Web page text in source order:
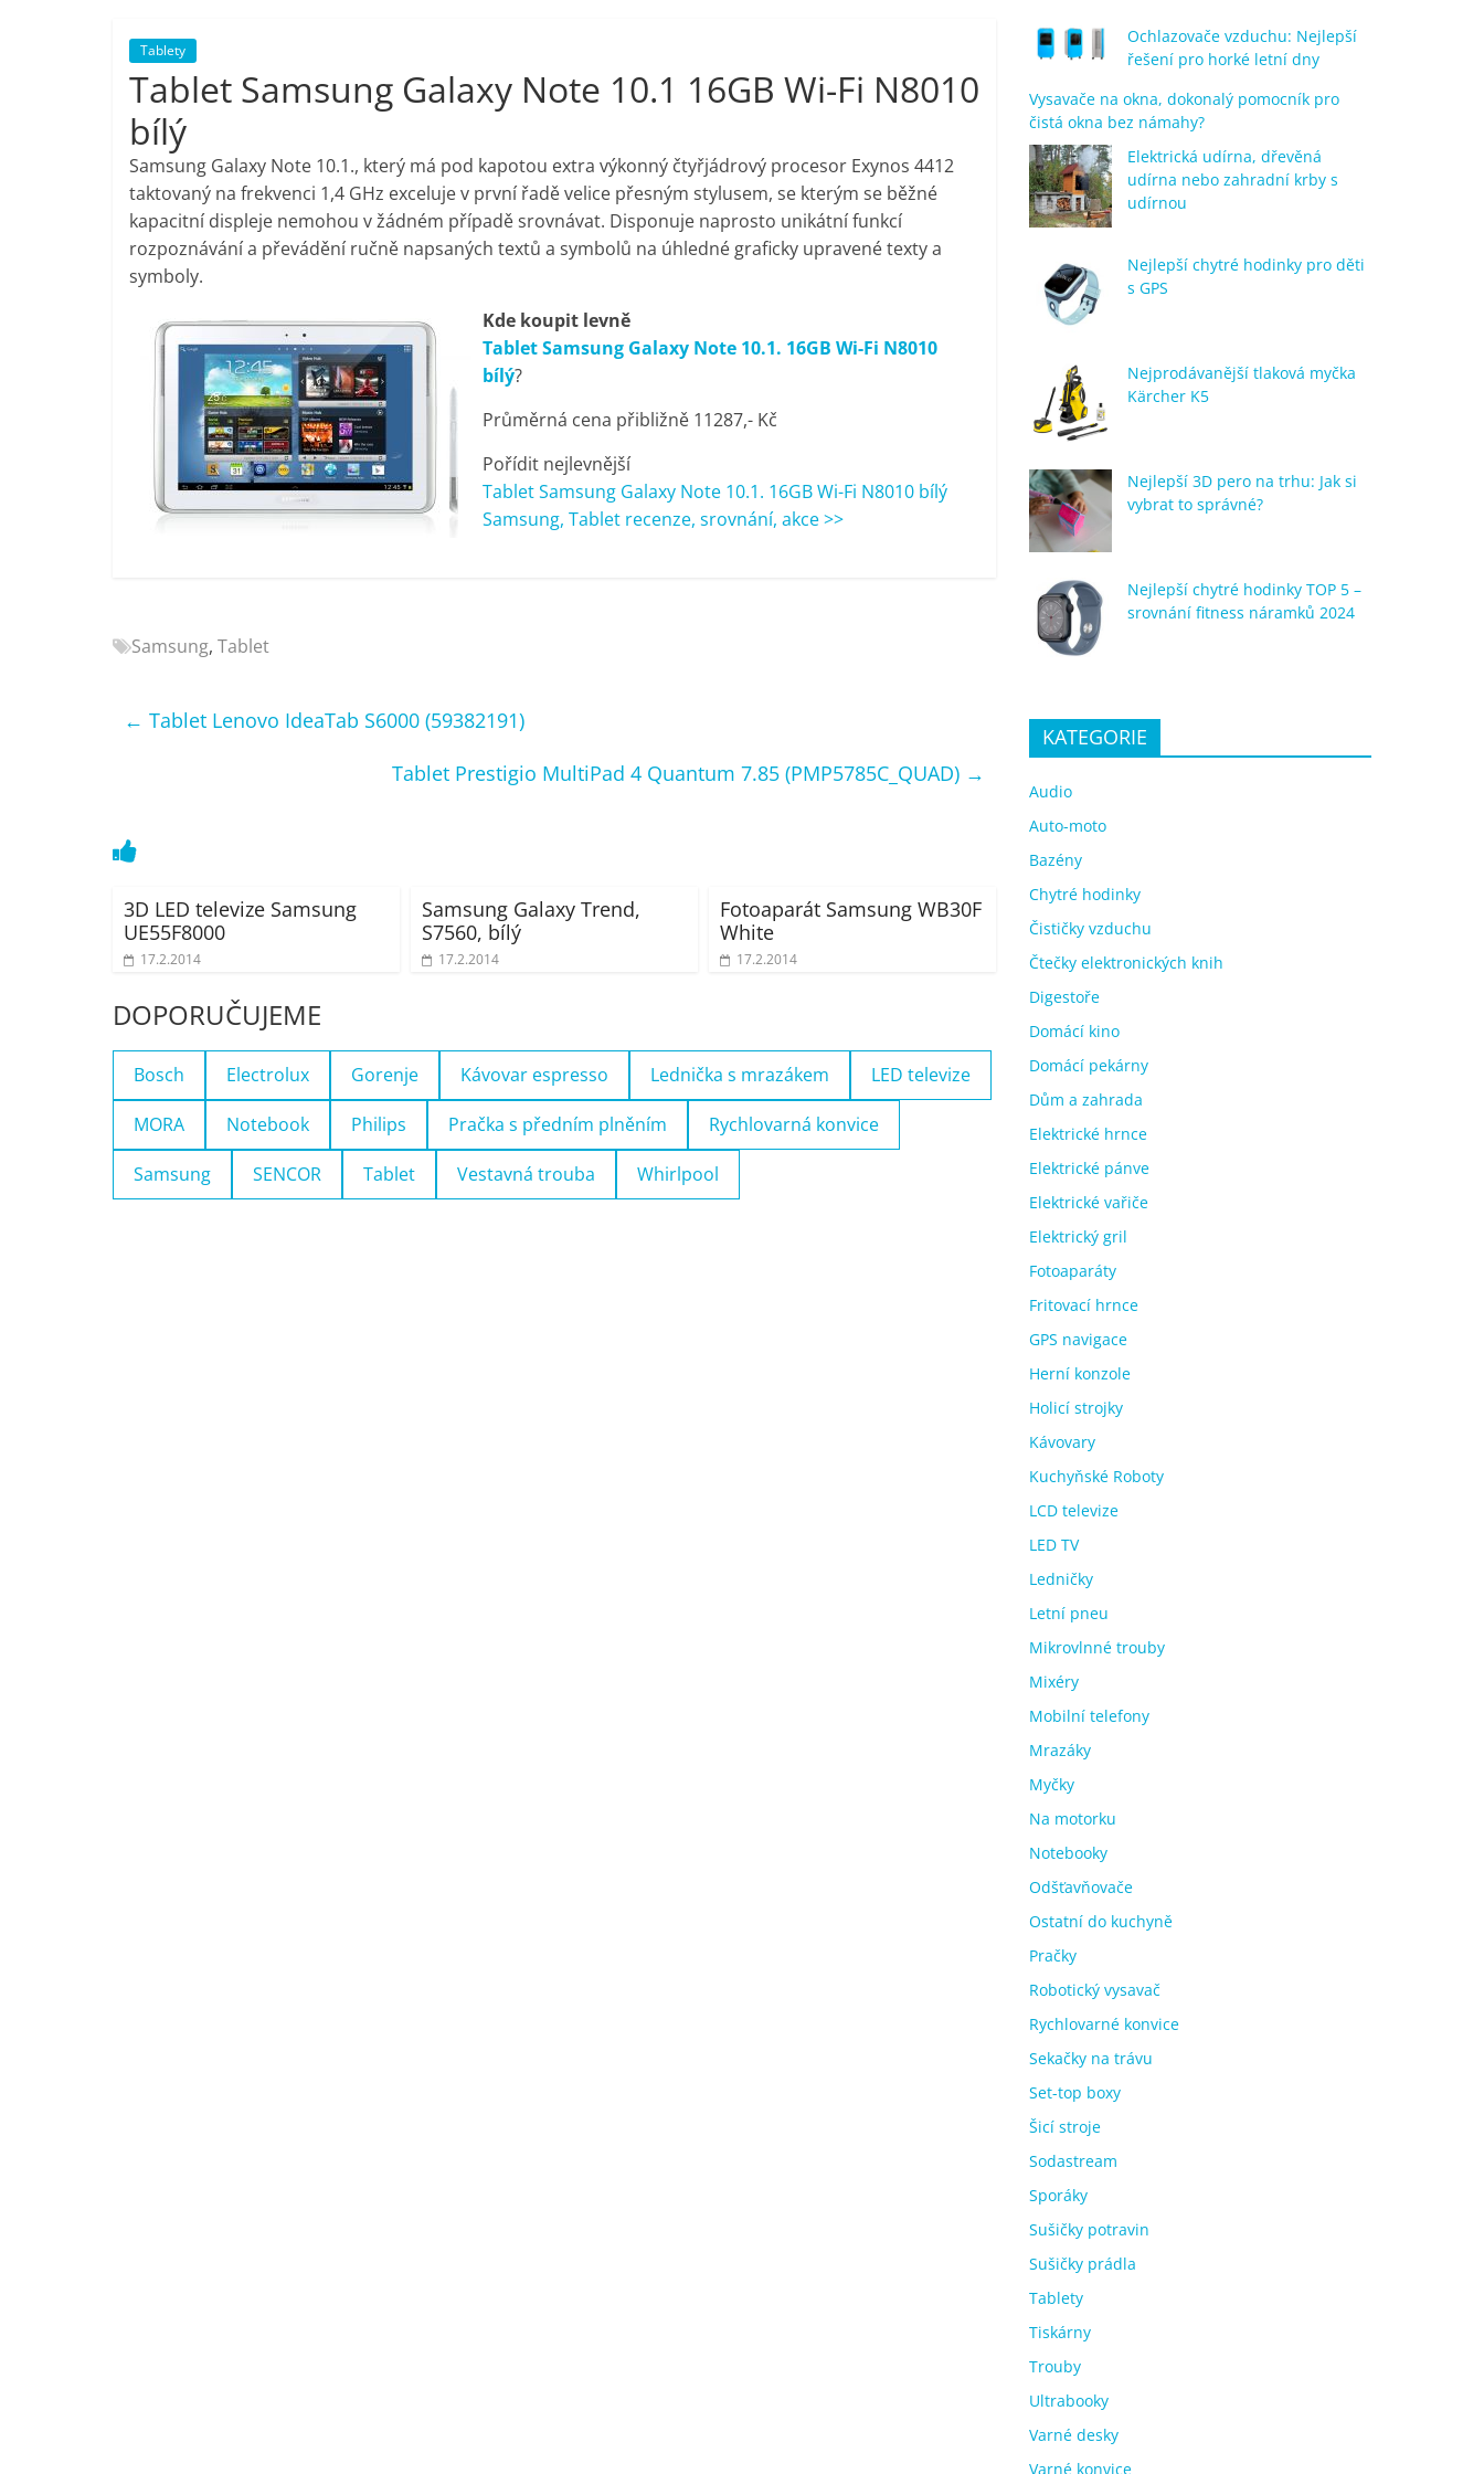
porovnání,
pračky,
televize,
notebooky,
mobilní
telefony,
kávovary,
bazény
Nejlepší
recenze,
notebooky,
bazény
Tablety
Tablet Samsung Galaxy Note 10.1 16GB Wi-Fi N8010
bílý
Samsung Galaxy Note 10.1., který má pod kapotou extra výkonný čtyřjádrový procesor Exynos 4412
taktovaný na frekvenci 1,4 GHz exceluje v první řadě velice přesným stylusem, se kterým se běžné
kapacitní displeje nemohou v žádném případě srovnávat. Disponuje naprosto unikátní funkcí
rozpoznávání a převádění ručně napsaných textů a symbolů na úhledné graficky upravené texty a
symboly.
Kde koupit levně
Tablet Samsung Galaxy Note 10.1. 16GB Wi-Fi N8010
bílý?
Průměrná cena přibližně 11287,- Kč
Pořídit nejlevnější
Tablet Samsung Galaxy Note 10.1. 16GB Wi-Fi N8010 bílý
Samsung, Tablet recenze, srovnání, akce >>
Samsung, Tablet
← Tablet Lenovo IdeaTab S6000 (59382191)
Tablet Prestigio MultiPad 4 Quantum 7.85 (PMP5785C_QUAD) →
3D LED televize Samsung
UE55F8000
17.2.2014
Samsung Galaxy Trend,
S7560, bílý
17.2.2014
Fotoaparát Samsung WB30F
White
17.2.2014
DOPORUČUJEME
Bosch Electrolux Gorenje Kávovar espresso Lednička s mrazákem LED televize
MORA Notebook Philips Pračka s předním plněním Rychlovarná konvice
Samsung SENCOR Tablet Vestavná trouba Whirlpool
Ochlazovače vzduchu: Nejlepší
řešení pro horké letní dny
Vysavače na okna, dokonalý pomocník pro
čistá okna bez námahy?
Elektrická udírna, dřevěná
udírna nebo zahradní krby s
udírnou
Nejlepší chytré hodinky pro děti
s GPS
Nejprodávanější tlaková myčka
Kärcher K5
Nejlepší 3D pero na trhu: Jak si
vybrat to správné?
Nejlepší chytré hodinky TOP 5 –
srovnání fitness náramků 2024
KATEGORIE
Audio
Auto-moto
Bazény
Chytré hodinky
Čističky vzduchu
Čtečky elektronických knih
Digestoře
Domácí kino
Domácí pekárny
Dům a zahrada
Elektrické hrnce
Elektrické pánve
Elektrické vařiče
Elektrický gril
Fotoaparáty
Fritovací hrnce
GPS navigace
Herní konzole
Holicí strojky
Kávovary
Kuchyňské Roboty
LCD televize
LED TV
Ledničky
Letní pneu
Mikrovlnné trouby
Mixéry
Mobilní telefony
Mrazáky
Myčky
Na motorku
Notebooky
Odšťavňovače
Ostatní do kuchyně
Pračky
Robotický vysavač
Rychlovarné konvice
Sekačky na trávu
Set-top boxy
Šicí stroje
Sodastream
Sporáky
Sušičky potravin
Sušičky prádla
Tablety
Tiskárny
Trouby
Ultrabooky
Varné desky
Varné konvice